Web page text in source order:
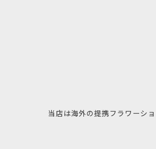
当店は海外の提携フラワーシ